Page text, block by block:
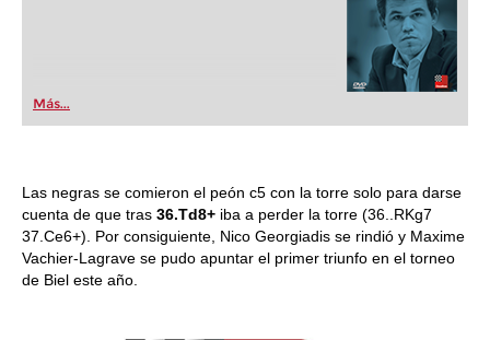
Más...
Las negras se comieron el peón c5 con la torre solo para darse
cuenta de que tras 36.Td8+ iba a perder la torre (36..RKg7
37.Ce6+). Por consiguiente, Nico Georgiadis se rindió y Maxime
Vachier-Lagrave se pudo apuntar el primer triunfo en el torneo
de Biel este año.